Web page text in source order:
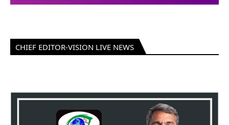
CHIEF EDITOR-VISION LIVE NEWS